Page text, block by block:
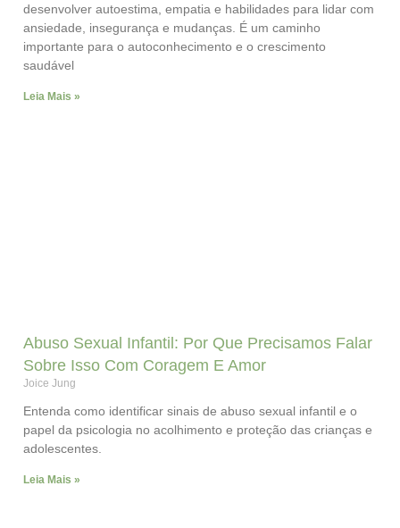
desenvolver autoestima, empatia e habilidades para lidar com
ansiedade, insegurança e mudanças. É um caminho
importante para o autoconhecimento e o crescimento
saudável
Leia Mais »
Abuso Sexual Infantil: Por Que Precisamos Falar
Sobre Isso Com Coragem E Amor
Joice Jung
Entenda como identificar sinais de abuso sexual infantil e o
papel da psicologia no acolhimento e proteção das crianças e
adolescentes.
Leia Mais »